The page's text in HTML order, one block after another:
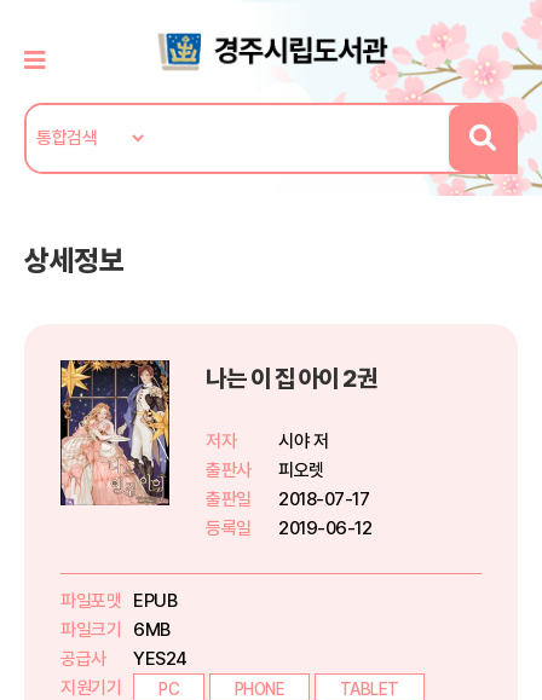
상세정보
나는 이 집 아이 2권
저자
시야 저
출판사
피오렛
출판일
2018-07-17
등록일
2019-06-12
파일포맷
EPUB
파일크기
6MB
공급사
YES24
지원기기
PC PHONE
TABLET